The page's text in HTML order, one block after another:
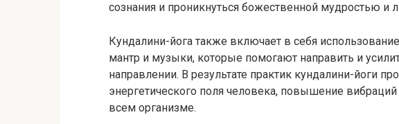
сознания и проникнуться божественной мудростью и
Кундалини-йога также включает в себя
мантр и музыки, которые помогают направить и
направлении. В результате практик кундалини-йоги
энергетического поля человека, повышение
всем организме.